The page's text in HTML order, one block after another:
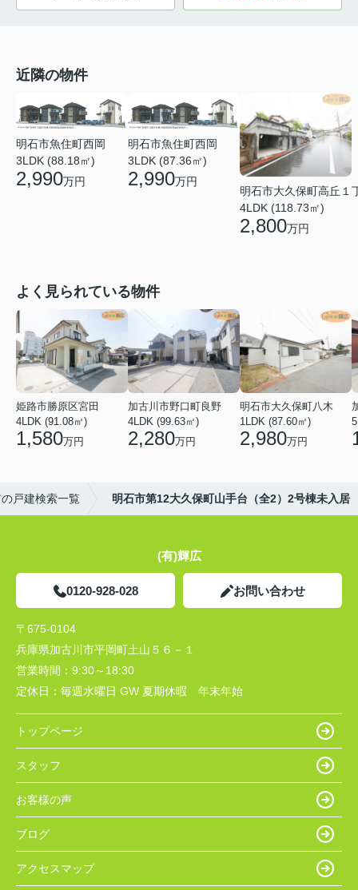
近隣の物件
明石市魚住町西岡
3LDK (88.18㎡)
2,990万円
明石市魚住町西岡
3LDK (87.36㎡)
2,990万円
明石市大久保町高丘１
4LDK (118.73㎡)
2,800万円
よく見られている物件
姫路市勝原区宮田
4LDK (91.08㎡)
1,580万円
加古川市野口町良野
4LDK (99.63㎡)
2,280万円
明石市大久保町八木
1LDK (87.60㎡)
2,980万円
戸建検索一覧 明石市第12大久保町山手台（全2）2号棟未入居
(有)輝広
0120-928-028 お問い合わせ
〒675-0104
兵庫県加古川市平岡町土山５６－１
営業時間： 9:30～18:30
定休日： 毎週水曜日 GW 夏期休暇 年末年始
トップページ
スタッフ
お客様の声
ブログ
アクセスマップ